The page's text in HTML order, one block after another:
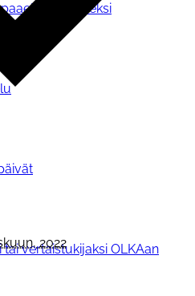
tueksi
tai vertaistukijaksi OLKAan
2022